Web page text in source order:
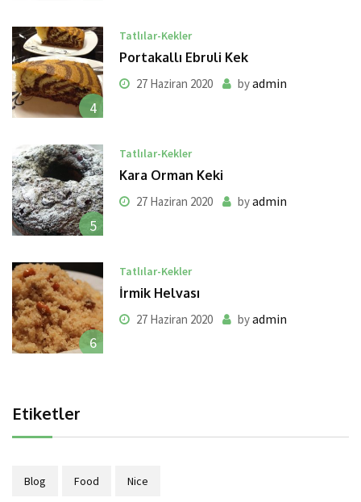
4
Tatlılar-Kekler
Portakallı Ebruli Kek
27 Haziran 2020 byadmin
5
Tatlılar-Kekler
Kara Orman Keki
27 Haziran 2020 byadmin
6
Tatlılar-Kekler
İrmik Helvası
27 Haziran 2020 byadmin
Etiketler
Blog Food Nice